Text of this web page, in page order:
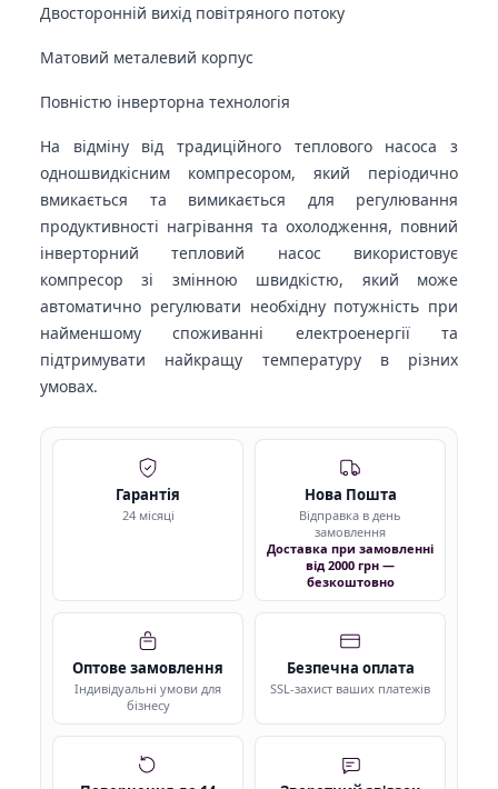
Двосторонній вихід повітряного потоку
Матовий металевий корпус
Повністю інверторна технологія
На відміну від традиційного теплового насоса з
одношвидкісним компресором, який періодично
вмикається та вимикається для регулювання
продуктивності нагрівання та охолодження, повний
інверторний тепловий насос використовує
компресор зі змінною швидкістю, який може
автоматично регулювати необхідну потужність при
найменшому споживанні електроенергії та
підтримувати найкращу температуру в різних
умовах.
Гарантія
24 місяці
Нова Пошта
Відправка в день
замовлення
Доставка при замовленні
від 2000 грн —
безкоштовно
Оптове замовлення
Індивідуальні умови для
бізнесу
Безпечна оплата
SSL-захист ваших платежів